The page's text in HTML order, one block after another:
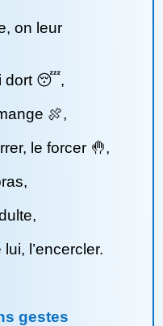
on leur
dort 😴,
🍖,
le forcer 🤚,
l’encercler.
gestes